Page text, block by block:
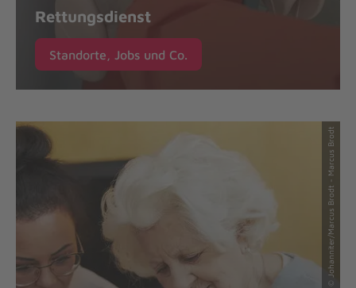
Rettungsdienst
Standorte, Jobs und Co.
© Johanniter/Marcus Brodt - Marcus Brodt